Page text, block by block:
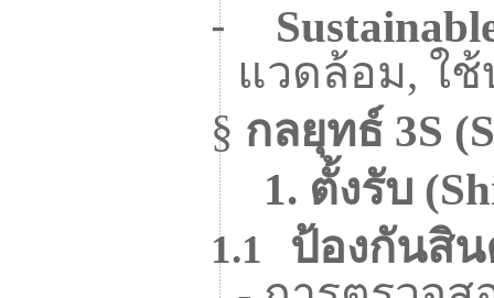
-
แวดล้อม, ใ
§ กลยุทธ์ 3S (
1. ตั้งรับ (
1.1
ป้องกันสิ